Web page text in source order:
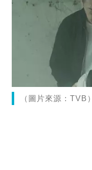
（圖片來源：TVB）